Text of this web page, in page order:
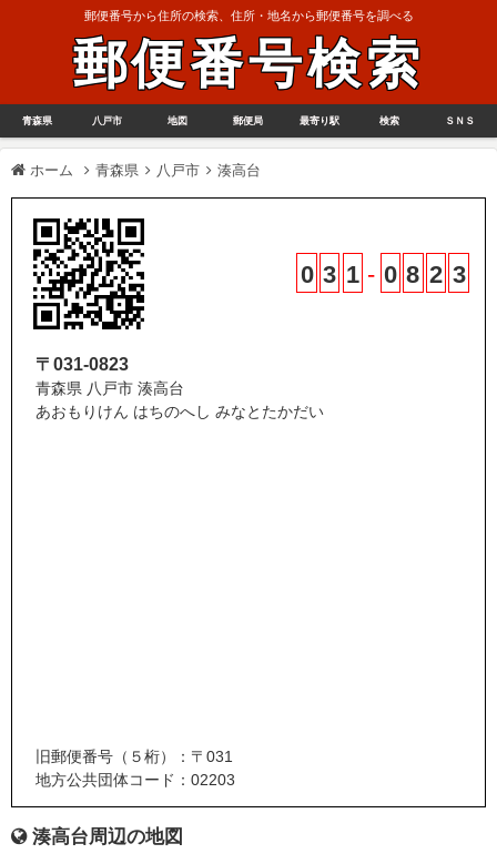
郵便番号から住所の検索、住所・地名から郵便番号を調べる
郵便番号検索
青森県 八戸市 地図 郵便局 最寄り駅 検索 ＳＮＳ
ホーム 青森県 八戸市 湊高台
0 3 1 - 0 8 2 3
〒031-0823
青森県 八戸市 湊高台
あおもりけん はちのへし みなとたかだい
旧郵便番号（５桁）：〒031
地方公共団体コード：02203
湊高台周辺の地図